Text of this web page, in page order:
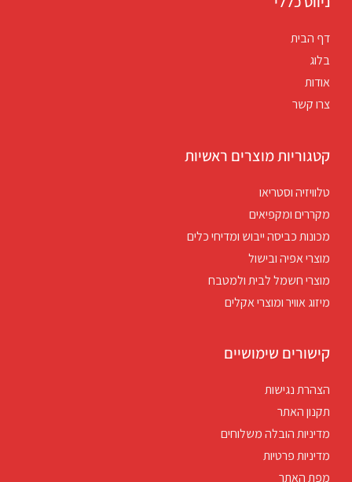
דף הבית
בלוג
אודות
צרו קשר
קטגוריות מוצרים ראשיות
טלוויזיה וסטריאו
מקררים ומקפיאים
מכונות כביסה ייבוש ומדיחי כלים
מוצרי אפיה ובישול
מוצרי חשמל לבית ולמטבח
מיזוג אוויר ומוצרי אקלים
קישורים שימושיים
הצהרת נגישות
תקנון האתר
מדיניות הובלה משלוחים
מדיניות פרטיות
מפת האתר